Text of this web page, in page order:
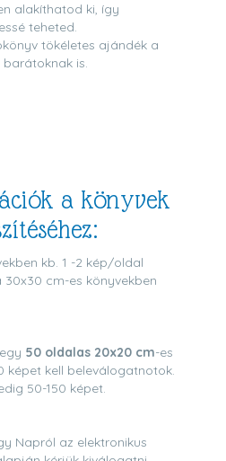
alakíthatod ki, így
teheted.
tökéletes ajándék a
is.
a könyvek
kb. 1 -2 kép/oldal
cm-es könyvekben
50 oldalas 20x20 cm-es
képet kell beleválogatnotok.
50-150 képet.
Napról az elektronikus